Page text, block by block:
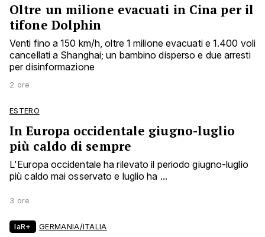
Oltre un milione evacuati in Cina per il
tifone Dolphin
Venti fino a 150 km/h, oltre 1 milione evacuati e 1.400 voli
cancellati a Shanghai; un bambino disperso e due arresti
per disinformazione
2 ore
ESTERO
In Europa occidentale giugno-luglio
più caldo di sempre
L'Europa occidentale ha rilevato il periodo giugno-luglio
più caldo mai osservato e luglio ha ...
3 ore
laR+ GERMANIA/ITALIA